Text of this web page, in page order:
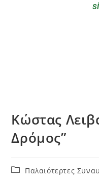
Κώστας
Δρόμος”
Παλαιότερτες